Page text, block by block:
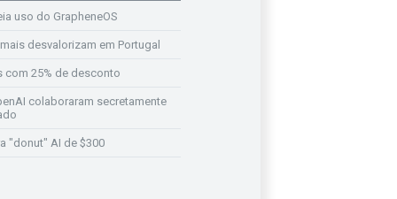
uso do GrapheneOS
desvalorizam em Portugal
com 25% de desconto
colaboraram secretamente
"donut" AI de $300